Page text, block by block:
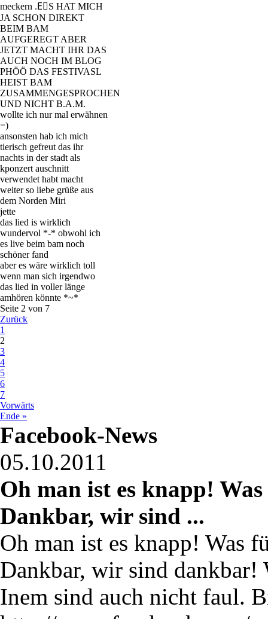
meckern .EٍS HAT MICH
JA SCHON DIREKT
BEIM BAM
AUFGEREGT ABER
JETZT MACHT IHR DAS
AUCH NOCH IM BLOG
PHÖÖ DAS FESTIVASL
HEIST BAM
ZUSAMMENGESPROCHEN
UND NICHT B.A.M.
wollte ich nur mal erwähnen
=)
ansonsten hab ich mich
tierisch gefreut das ihr
nachts in der stadt als
kponzert auschnitt
verwendet habt macht
weiter so liebe grüße aus
dem Norden Miri
jette
das lied is wirklich
wundervol *-* obwohl ich
es live beim bam noch
schöner fand
aber es wäre wirklich toll
wenn man sich irgendwo
das lied in voller länge
amhören könnte *~*
Seite 2 von 7
Zurück
1
2
3
4
5
6
7
Vorwärts
Ende »
Facebook-News
05.10.2011
Oh man ist es knapp!
Dankbar, wir sind ...
Oh man ist es knapp! Was
Dankbar, wir sind dankbar!
Inem sind auch nicht faul.